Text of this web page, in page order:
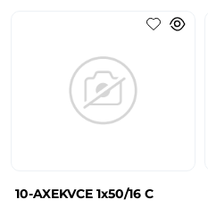
10-AXEKVCE 1x50/16 C